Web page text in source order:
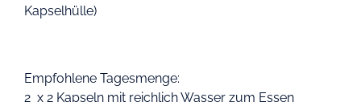
Kapselhülle)
Empfohlene Tagesmenge:
2 x 2 Kapseln mit reichlich Wasser zum Essen